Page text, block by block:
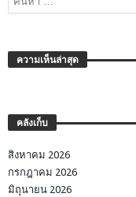
ความเห็นล่าสุด
คลังเก็บ
สิงหาคม 2026
กรกฎาคม 2026
มิถุนายน 2026